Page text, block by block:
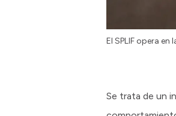
El SPLIF opera
Se trata de un